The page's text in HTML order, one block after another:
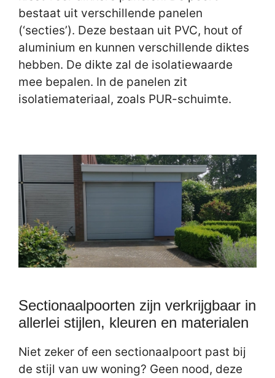
bestaat uit verschillende panelen
(‘secties’). Deze bestaan uit PVC, hout of
aluminium en kunnen verschillende diktes
hebben. De dikte zal de isolatiewaarde
mee bepalen. In de panelen zit
isolatiemateriaal, zoals PUR-schuimte.
Sectionaalpoorten zijn verkrijgbaar in
allerlei stijlen, kleuren en materialen
Niet zeker of een sectionaalpoort past bij
de stijl van uw woning? Geen nood, deze